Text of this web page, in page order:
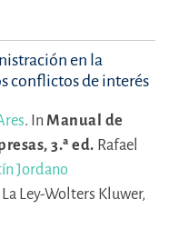
en la
conflictos de interés
. In Manual de
3.ª ed. Rafael
Jordano
Ley-Wolters Kluwer,